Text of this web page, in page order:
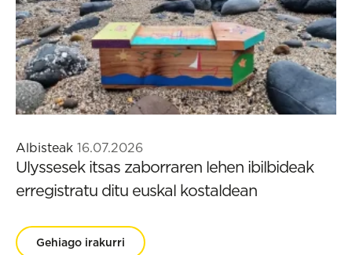
Albisteak 16.07.2026
Ulyssesek itsas zaborraren lehen ibilbideak
erregistratu ditu euskal kostaldean
Gehiago irakurri